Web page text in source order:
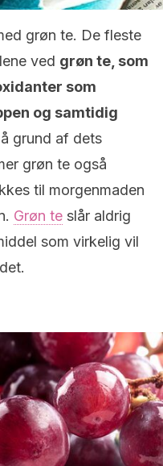
grøn te. De fleste
ved grøn te, som
som
og samtidig
grund af dets
grøn te også
til morgenmaden
Grøn te slår aldrig
som virkelig vil